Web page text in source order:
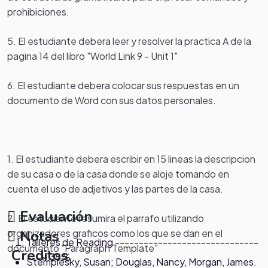
prohibiciones.
5. El estudiante debera leer y resolver la practica A de la
pagina 14 del libro "World Link 9 - Unit 1"
6. El estudiante debera colocar sus respuestas en un
documento de Word con sus datos personales.
1. El estudiante debera escribir en 15 lineas la descripcion
de su casa o de la casa donde se aloje tomando en
cuenta el uso de adjetivos y las partes de la casa.
2. El estudiante resumira el parrafo utilizando
organizadores graficos como los que se dan en el
documento "Paragraph Template"
Evaluación
Talleres de Reading ------------------------------
---> 35%
Notas
Stemplesky, Susan; Douglas, Nancy, Morgan, James.
Creditos